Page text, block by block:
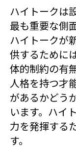
ハイトークは
最も重要な側
ハイトークが
供するために
体的制約の有
人格を持つ才
があるかどう
います。ハイ
力を発揮する
す。